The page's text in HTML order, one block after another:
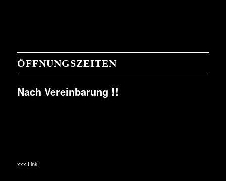
ÖFFNUNGSZEITEN
Nach Vereinbarung !!
xxx Link